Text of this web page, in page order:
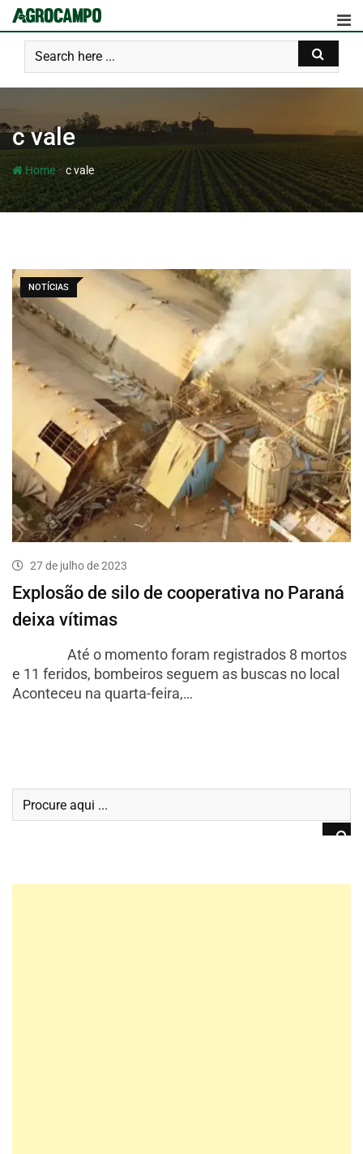
c vale
Home- c vale
NOTÍCIAS
27 de julho de 2023
Explosão de silo de cooperativa no Paraná
deixa vítimas
Até o momento foram registrados 8 mortos
e 11 feridos, bombeiros seguem as buscas no local
Aconteceu na quarta-feira,…